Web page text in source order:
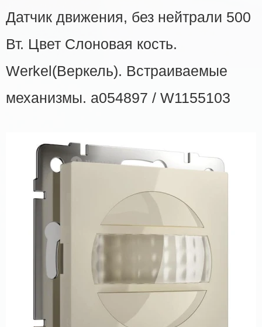
Датчик движения, без нейтрали 500
Вт. Цвет Слоновая кость.
Werkel(Веркель). Встраиваемые
механизмы. a054897 / W1155103